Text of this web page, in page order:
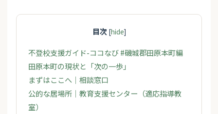
目次 [hide]
不登校支援ガイド-ココなび #磯城郡田原本町編
田原本町の現状と「次の一歩」
まずはここへ｜相談窓口
公的な居場所｜教育支援センター（適応指導教
室）